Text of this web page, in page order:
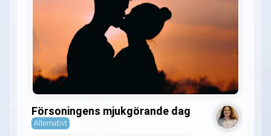
Försoningens mjukgörande dag
Alternativt